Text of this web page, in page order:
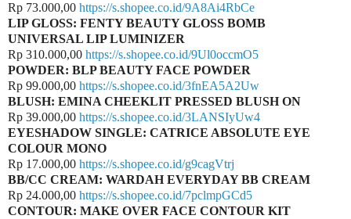
Rp 73.000,00 https://s.shopee.co.id/9A8Ai4RbCe
LIP GLOSS: FENTY BEAUTY GLOSS BOMB
UNIVERSAL LIP LUMINIZER
Rp 310.000,00 https://s.shopee.co.id/9Ul0occmO5
POWDER: BLP BEAUTY FACE POWDER
Rp 99.000,00 https://s.shopee.co.id/3fnEA5A2Uw
BLUSH: EMINA CHEEKLIT PRESSED BLUSH ON
Rp 39.000,00 https://s.shopee.co.id/3LANSIyUw4
EYESHADOW SINGLE: CATRICE ABSOLUTE EYE
COLOUR MONO
Rp 17.000,00 https://s.shopee.co.id/g9cagVtrj
BB/CC CREAM: WARDAH EVERYDAY BB CREAM
Rp 24.000,00 https://s.shopee.co.id/7pclmpGCd5
CONTOUR: MAKE OVER FACE CONTOUR KIT